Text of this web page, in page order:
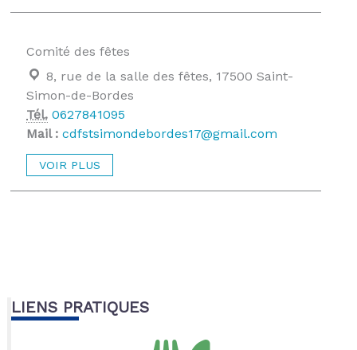
Comité des fêtes
Localisation :
8, rue de la salle des fêtes, 17500 Saint-
Simon-de-Bordes
Tél. 0627841095
Mail :cdfstsimondebordes17@gmail.com
VOIR PLUS
LIENS PRATIQUES